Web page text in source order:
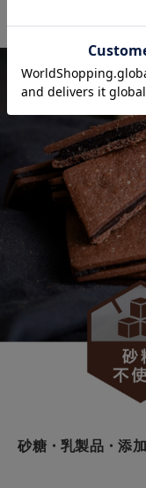
ず、はちみつとカカオ
砂糖・乳製品・添